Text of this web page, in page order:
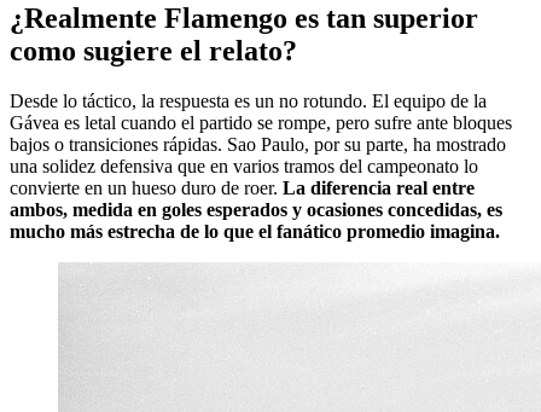
¿Realmente Flamengo es tan superior
como sugiere el relato?
Desde lo táctico, la respuesta es un no rotundo. El equipo de la
Gávea es letal cuando el partido se rompe, pero sufre ante bloques
bajos o transiciones rápidas. Sao Paulo, por su parte, ha mostrado
una solidez defensiva que en varios tramos del campeonato lo
convierte en un hueso duro de roer. La diferencia real entre
ambos, medida en goles esperados y ocasiones concedidas, es
mucho más estrecha de lo que el fanático promedio imagina.